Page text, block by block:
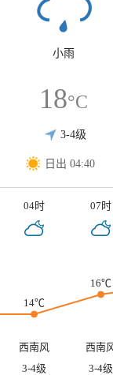
小雨
18°C
3-4级
日出 04:40
04时 07时
14℃
16℃
西南风
西南
3-4级 3-4级